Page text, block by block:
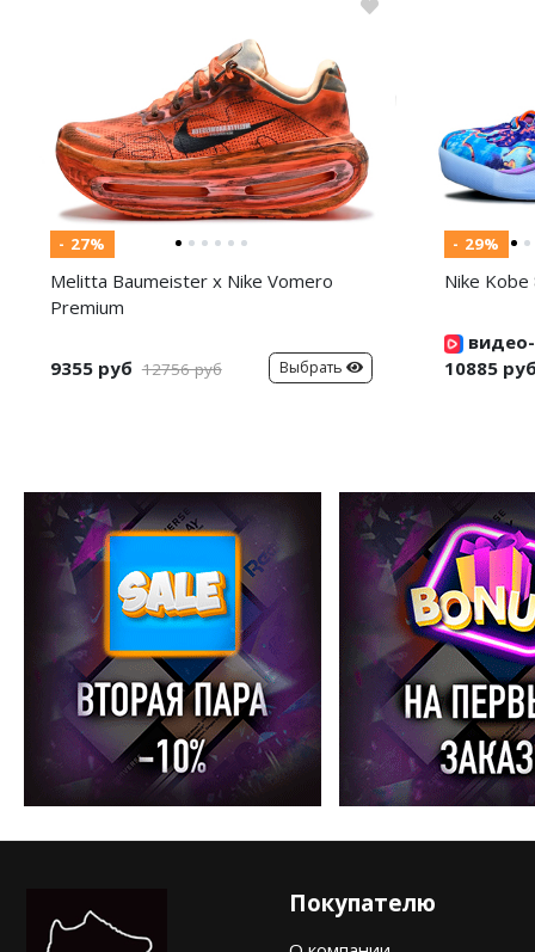
- 27%
Melitta Baumeister x Nike Vomero
Premium
9355 руб 12756 руб Выбрать
- 29%
Nike
10885 руб
Покупателю